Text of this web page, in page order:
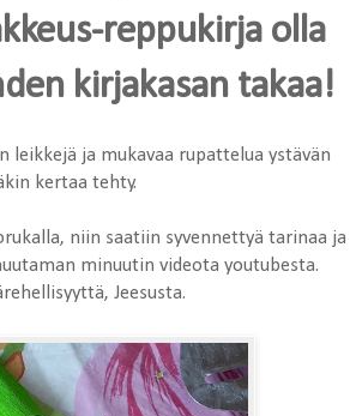
reppukirja olla
kirjakasan takaa!
leikkejä ja mukavaa rupattelua ystävän
kertaa tehty.
niin saatiin syvennettyä tarinaa ja
minuutin videota youtubesta.
Jeesusta.